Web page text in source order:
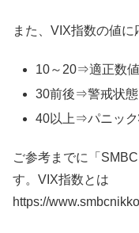
また、VIX指数の値に
10～20⇒適正数値
30前後⇒警戒状態
40以上⇒パニッ
ご参考までに「
す。VIX指数とは
https://